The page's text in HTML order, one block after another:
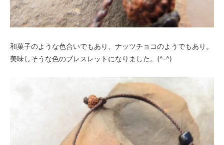
和菓子のような色合いでもあり、ナッツチョコのようでもあり。
美味しそうな色のブレスレットになりました。(^-^)